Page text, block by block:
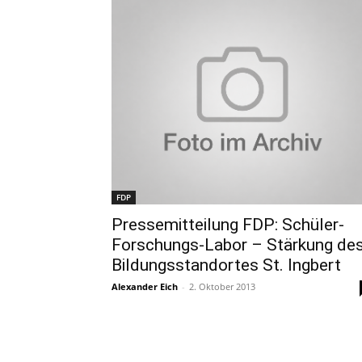
FDP
Pressemitteilung FDP: Schüler-
Forschungs-Labor – Stärkung
Bildungsstandortes St. Ingbert
Alexander Eich - 2. Oktober 2013